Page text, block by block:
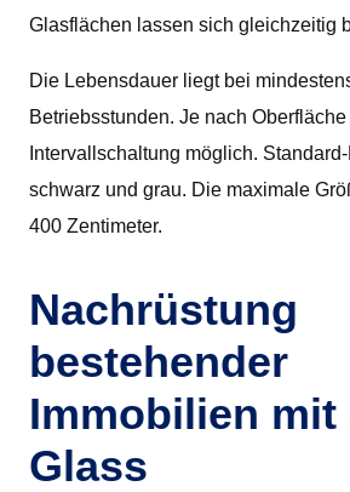
Glasflächen lassen sich gleichzeitig
Die Lebensdauer liegt bei
Betriebsstunden. Je nach
Intervallschaltung möglich.
schwarz und grau. Die maximale
400 Zentimeter.
Nachrüstung
bestehender
Immobilien mit
Glass